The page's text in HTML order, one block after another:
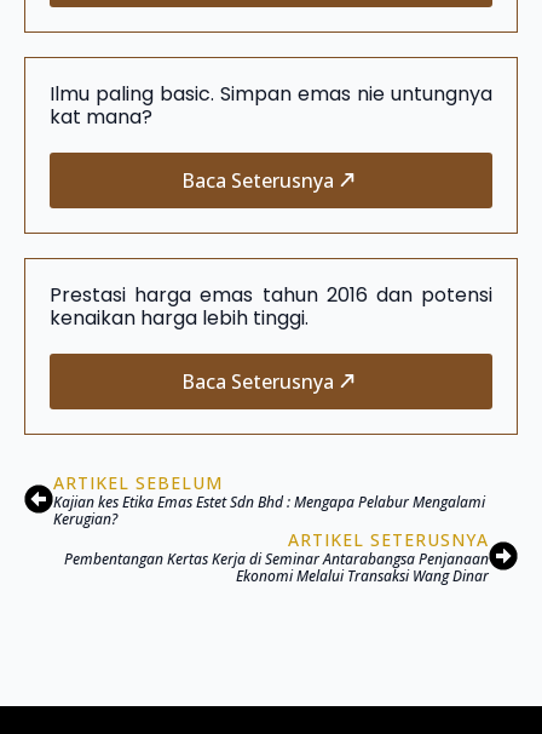
Ilmu paling basic. Simpan emas nie untungnya
kat mana?
Baca Seterusnya
Prestasi harga emas tahun 2016 dan potensi
kenaikan harga lebih tinggi.
Baca Seterusnya
ARTIKEL SEBELUM
Kajian kes Etika Emas Estet Sdn Bhd : Mengapa Pelabur Mengalami
Kerugian?
ARTIKEL SETERUSNYA
Pembentangan Kertas Kerja di Seminar Antarabangsa Penjanaan
Ekonomi Melalui Transaksi Wang Dinar